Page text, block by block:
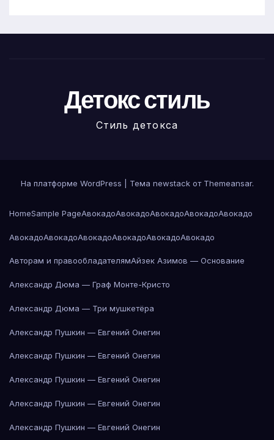
Детокс стиль
Стиль детокса
На платформе WordPress Тема newstack от Themeansar.
HomeSample PageАвокадоАвокадоАвокадоАвокадоАвокадо
АвокадоАвокадоАвокадоАвокадоАвокадоАвокадо
Авторам и правообладателямАйзек Азимов — Основание
Александр Дюма — Граф Монте-Кристо
Александр Дюма — Три мушкетёра
Александр Пушкин — Евгений Онегин
Александр Пушкин — Евгений Онегин
Александр Пушкин — Евгений Онегин
Александр Пушкин — Евгений Онегин
Александр Пушкин — Евгений Онегин